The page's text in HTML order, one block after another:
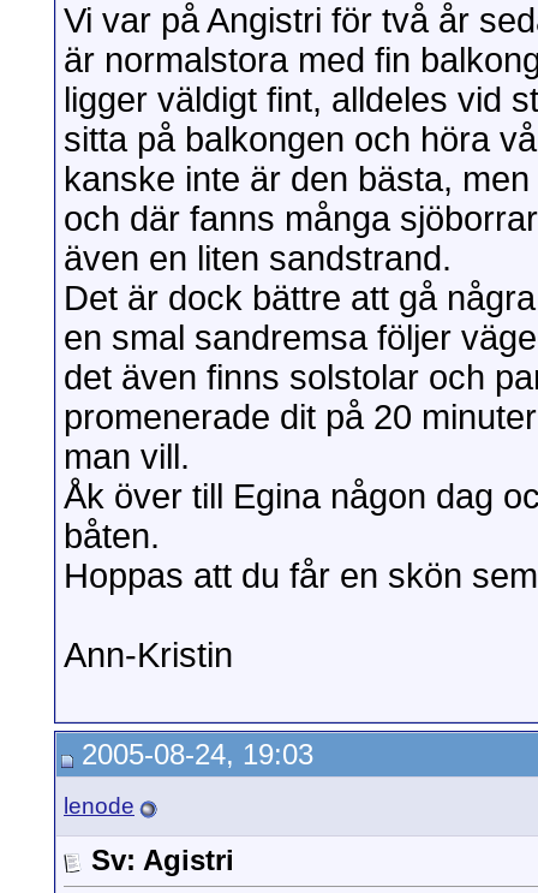
Vi var på Angistri för två år
är normalstora med fin
ligger väldigt fint, alldeles vid
sitta på balkongen och höra
kanske inte är den bästa,
och där fanns många
även en liten sandstrand.
Det är dock bättre att gå
en smal sandremsa följer
det även finns solstolar och
promenerade dit på 20
man vill.
Åk över till Egina någon dag
båten.
Hoppas att du får en skön
Ann-Kristin
2005-08-24, 19:03
lenode
Sv: Agistri